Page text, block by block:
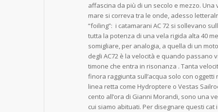
affascina da più di un secolo e mezzo.
mare si correva tra le onde, adesso
“foiling”: i catamarani AC 72 si sollevano
tutta la potenza di una vela rigida alta 40
somigliare, per analogia, a quella di un
degli AC72 è la velocità e quando passano
timone che entra in risonanza . Tanta
finora raggiunta sull’acqua solo con
linea retta come Hydroptere o Vestas
cento all’ora di Gianni Morandi, sono una
cui siamo abituati. Per disegnare questi